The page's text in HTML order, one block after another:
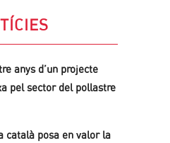
anys d’un projecte
pel sector del pollastre
català posa en valor la